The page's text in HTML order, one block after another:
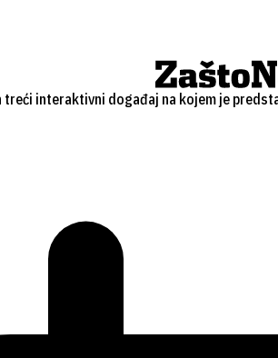
treći interaktivni događaj na kojem je